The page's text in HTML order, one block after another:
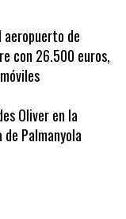
de
con 26.500 euros,
Oliver en la
Palmanyola